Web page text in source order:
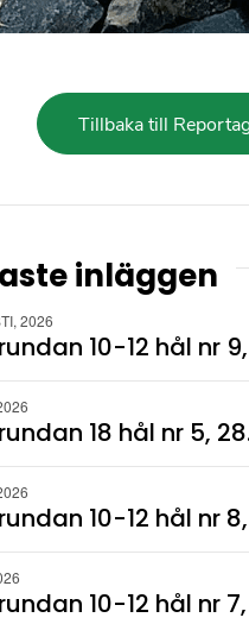
Tillbaka till
inläggen
2026
10-12 hål nr
18 hål nr 5,
10-12 hål nr 8,
10-12 hål nr